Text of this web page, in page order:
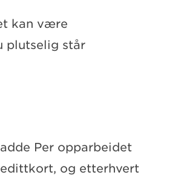
kan være
plutselig står
Per opparbeidet
og etterhvert